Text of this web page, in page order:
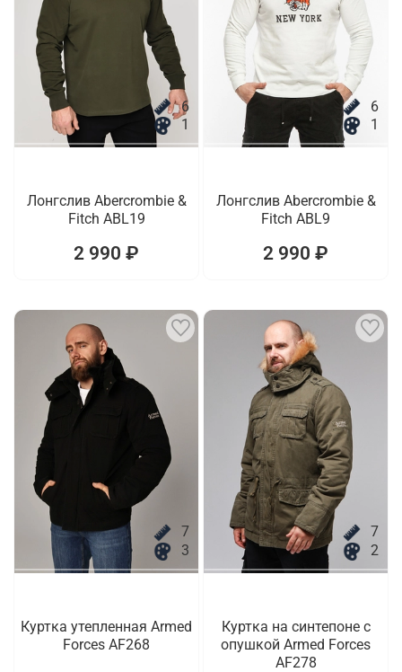
6
1
Лонгслив Abercrombie &
Fitch ABL19
2 990 ₽
6
1
Лонгслив Abercrombie &
Fitch ABL9
2 990 ₽
7
3
Куртка утепленная Armed
Forces AF268
7
2
Куртка на синтепоне с
опушкой Armed Forces
AF278